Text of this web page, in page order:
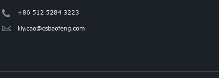
+86 512 5284 3223
lily.cao@csbaofeng.com